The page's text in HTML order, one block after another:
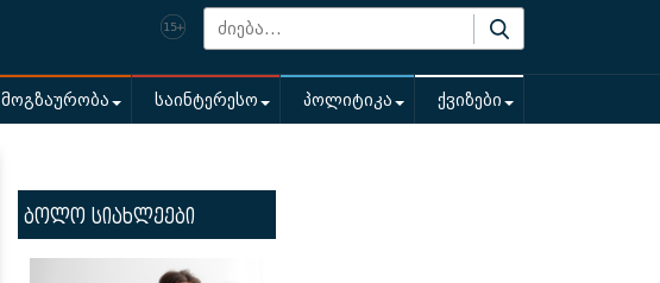
მოგზაურობა საინტერესო პოლიტიკა ქვიზები
ბოლო სიახლეები